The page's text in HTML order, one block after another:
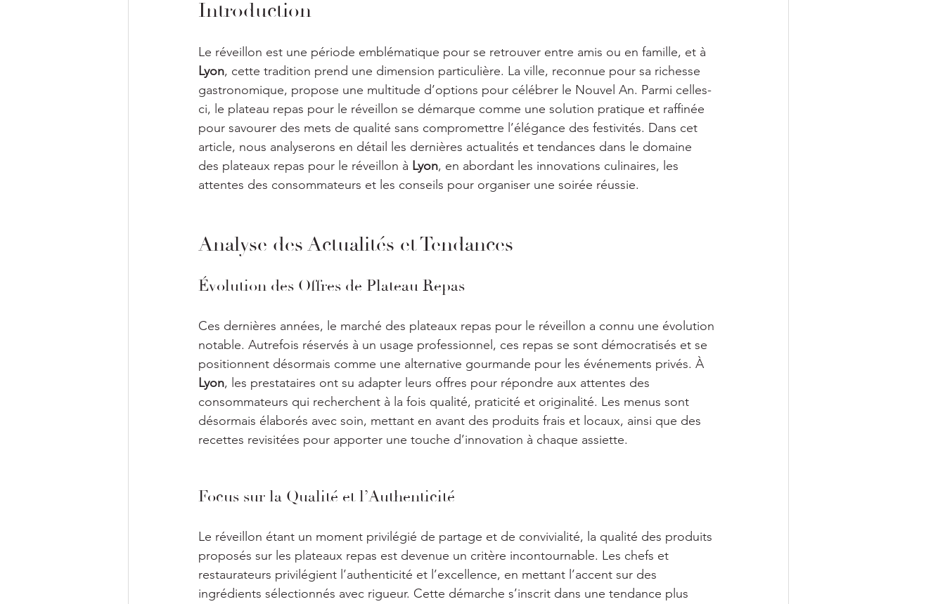
Introduction
Le réveillon est une période emblématique pour se retrouver entre amis ou en famille, et à
Lyon, cette tradition prend une dimension particulière. La ville, reconnue pour sa richesse
gastronomique, propose une multitude d’options pour célébrer le Nouvel An. Parmi celles-
ci, le plateau repas pour le réveillon se démarque comme une solution pratique et raffinée
pour savourer des mets de qualité sans compromettre l’élégance des festivités. Dans cet
article, nous analyserons en détail les dernières actualités et tendances dans le domaine
des plateaux repas pour le réveillon à Lyon, en abordant les innovations culinaires, les
attentes des consommateurs et les conseils pour organiser une soirée réussie.
Analyse des Actualités et Tendances
Évolution des Offres de Plateau Repas
Ces dernières années, le marché des plateaux repas pour le réveillon a connu une évolution
notable. Autrefois réservés à un usage professionnel, ces repas se sont démocratisés et se
positionnent désormais comme une alternative gourmande pour les événements privés. À
Lyon, les prestataires ont su adapter leurs offres pour répondre aux attentes des
consommateurs qui recherchent à la fois qualité, praticité et originalité. Les menus sont
désormais élaborés avec soin, mettant en avant des produits frais et locaux, ainsi que des
recettes revisitées pour apporter une touche d’innovation à chaque assiette.
Focus sur la Qualité et l’Authenticité
Le réveillon étant un moment privilégié de partage et de convivialité, la qualité des produits
proposés sur les plateaux repas est devenue un critère incontournable. Les chefs et
restaurateurs privilégient l’authenticité et l’excellence, en mettant l’accent sur des
ingrédients sélectionnés avec rigueur. Cette démarche s’inscrit dans une tendance plus